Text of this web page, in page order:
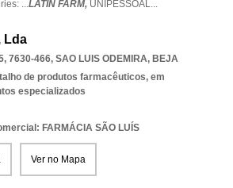
...LATIN FARM, UNIPESSOAL...
Lda
7630-466, SAO LUIS ODEMIRA, BEJA
de produtos farmacêuticos, em
especializados
FARMÁCIA SÃO LUÍS
Ver no Mapa